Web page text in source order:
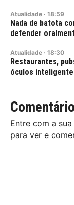
Atualidade · 18:59
Nada de batota
defender
Atualidade · 18:30
Restaurantes,
óculos
Entre com a
para ver e